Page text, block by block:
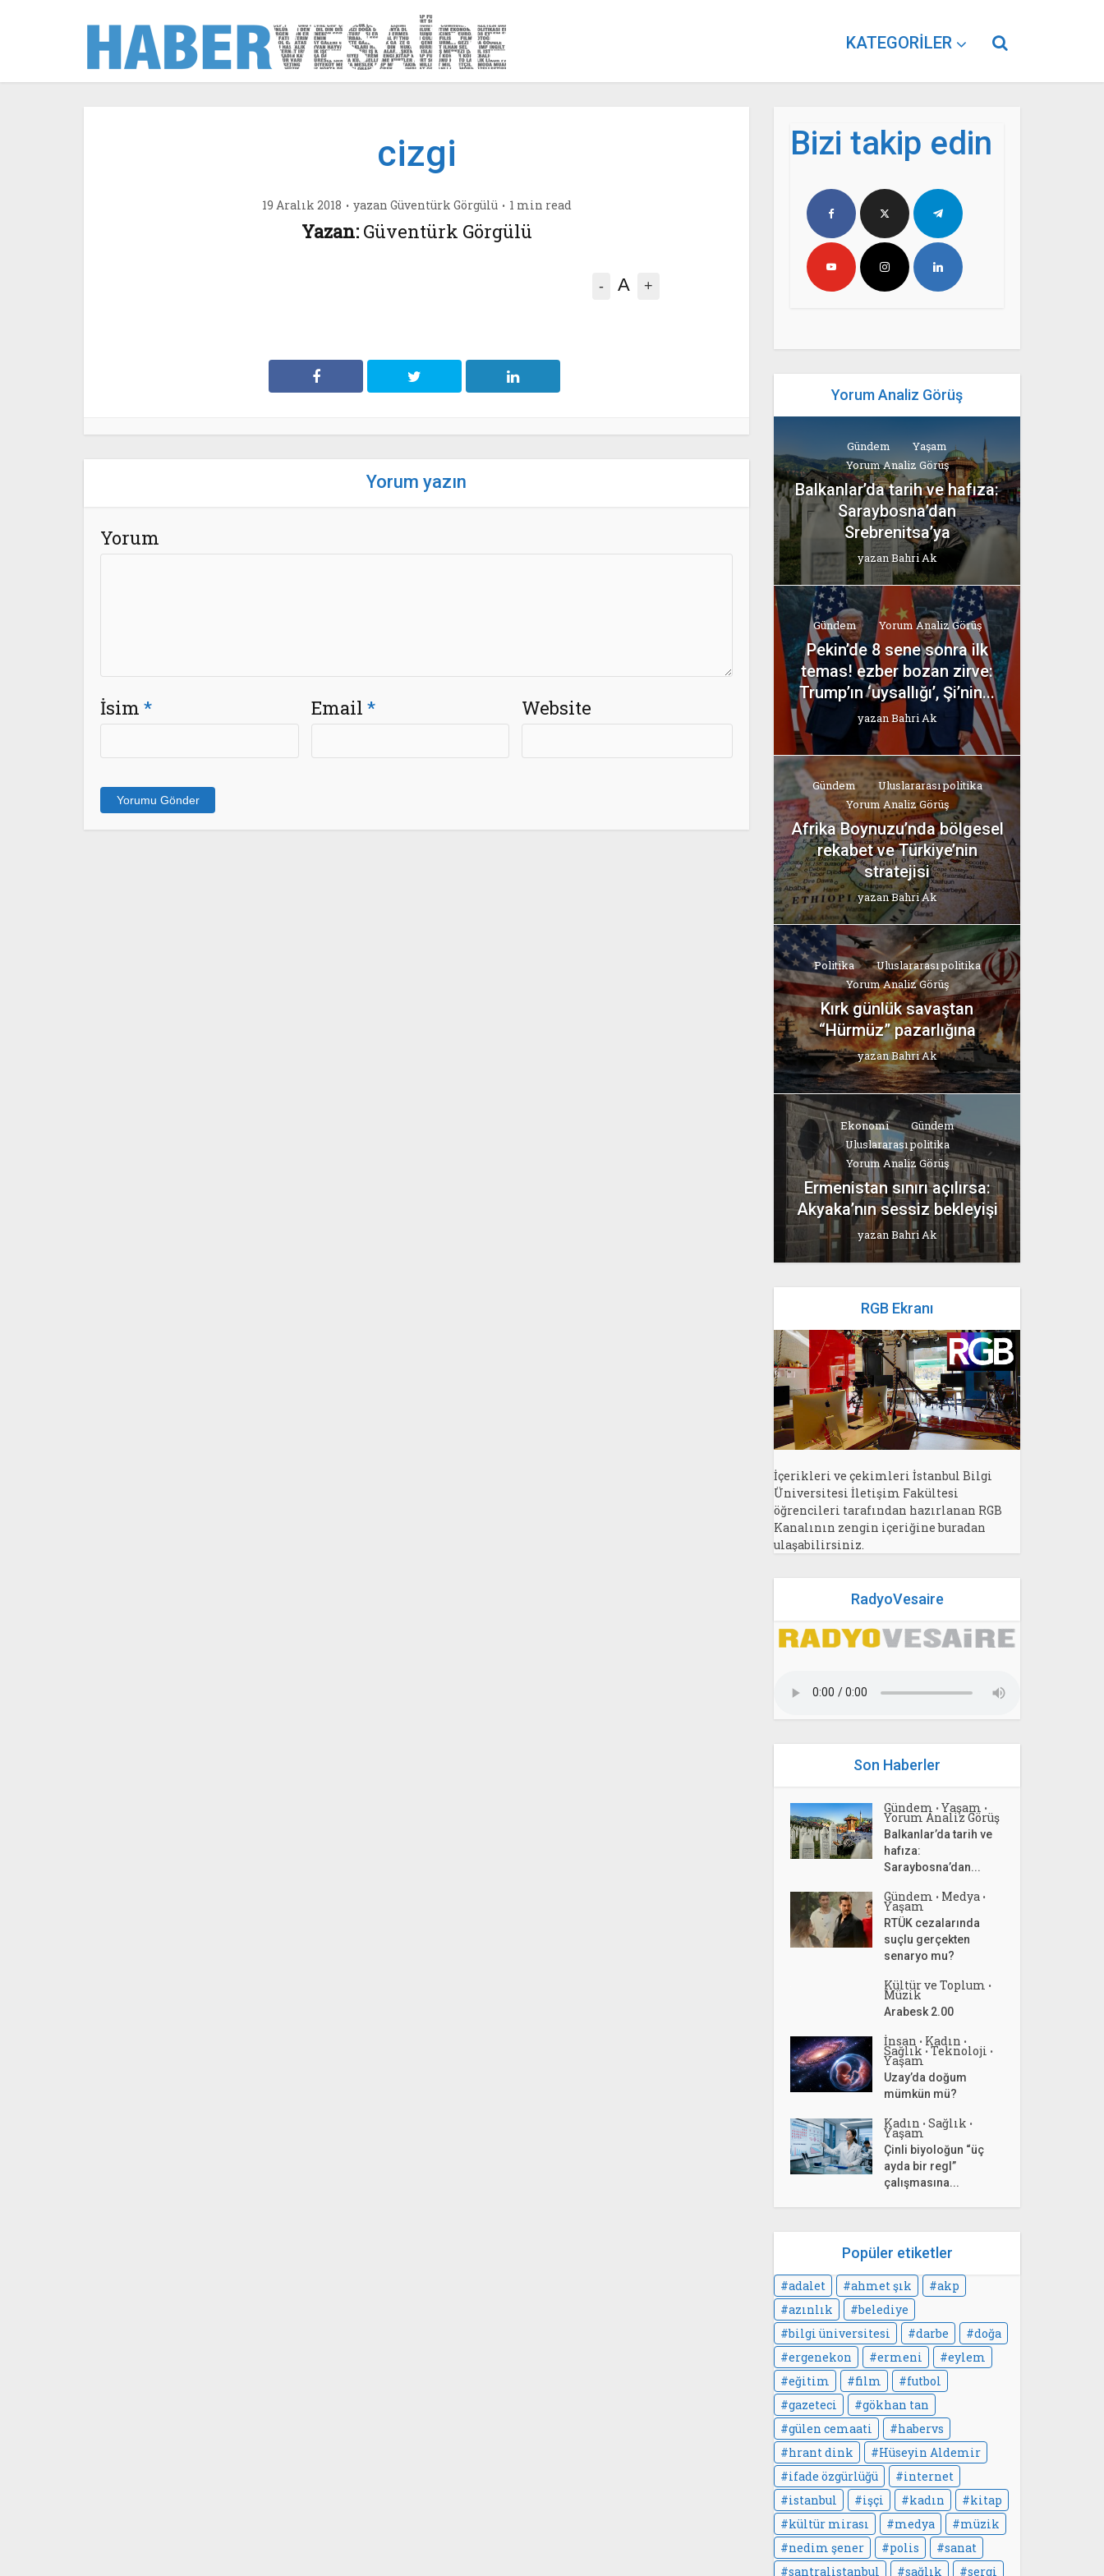
KATEGORILER
cizgi
19 Aralık 2018 yazan Güventürk Görgülü 1 min read
Yazan:Güventürk Görgülü
- A +
Yorum yazın
Yorum
İsim * Email * Website
Bizi takip edin
Yorum Analiz Görüş
Gündem
Yaşam
Yorum Analiz Görüş
Balkanlar’da tarih ve hafıza:
Saraybosna’dan
Srebrenitsa’ya
yazanBahri Ak
Gündem Yorum Analiz Görüş
Pekin’de 8 sene sonra ilk
temas! ezber bozan zirve:
Trump’ın ‘uysallığı’, Şi’nin...
yazanBahri Ak
Gündem
Uluslararası politika
Yorum Analiz Görüş
Afrika Boynuzu’nda bölgesel
rekabet ve Türkiye’nin
stratejisi
yazanBahri Ak
Politika
Uluslararası politika
Yorum Analiz Görüş
Kırk günlük savaştan
“Hürmüz” pazarlığına
yazanBahri Ak
Ekonomi
Gündem
Uluslararası politika
Yorum Analiz Görüş
Ermenistan sınırı açılırsa:
Akyaka’nın sessiz bekleyişi
yazanBahri Ak
RGB Ekranı
İçerikleri ve çekimleri İstanbul Bilgi
Üniversitesi İletişim Fakültesi
öğrencileri tarafından hazırlanan RGB
Kanalının zengin içeriğine buradan
ulaşabilirsiniz.
RadyoVesaire
Son Haberler
Gündem • Yaşam •
Yorum Analiz Görüş
Balkanlar’da tarih ve
hafıza:
Saraybosna’dan...
Gündem • Medya •
Yaşam
RTÜK cezalarında
suçlu gerçekten
senaryo mu?
Kültür ve Toplum •
Müzik
Arabesk 2.00
İnsan • Kadın •
Sağlık • Teknoloji •
Yaşam
Uzay’da doğum
mümkün mü?
Kadın • Sağlık •
Yaşam
Çinli biyoloğun “üç
ayda bir regl”
çalışmasına...
Popüler etiketler
adalet ahmet şık
akp
azınlık
belediye
bilgi üniversitesi
darbe
doğa
ergenekon
ermeni
eylem
eğitim
film
futbol
gazeteci
gökhan tan
gülen cemaati
habervs
hrant dink
Hüseyin Aldemir
ifade özgürlüğü
internet
istanbul
işçi kadın
kitap
kültür mirası
medya
müzik
nedim şener
polis
sanat
santralistanbul
sağlık sergi